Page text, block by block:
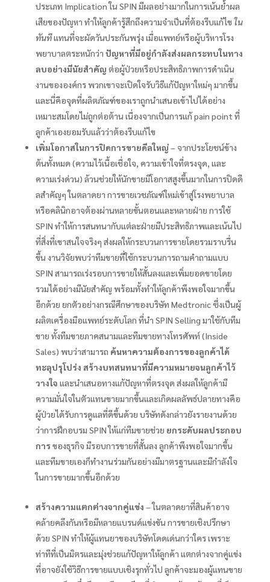
ประเภท Implication ใน SPIN มีผลอย่างมากในการเน้นย้ำผล
เสียของปัญหา ทำให้ลูกค้ารู้สึกถึงความจำเป็นที่ต้องรีบแก้ไข ใน
ทันทีแทนที่จะผัดวันประกันพรุ่ง เมื่อแพทย์หรือผู้บริหารโรง
พยาบาลตระหนักว่า ปัญหาที่มีอยู่กำลังส่งผลกระทบในทาง
ลบอย่างมีนัยสำคัญ ต่อผู้ป่วยหรือประสิทธิภาพการดำเนิน
งานขององค์กร พวกเขาจะเปิดใจรับวิธีแก้ปัญหาใหม่ๆ มากขึ้น
และนี่คือจุดที่ผลิตภัณฑ์ของเราถูกนำเสนอเข้าไปได้อย่าง
เหมาะสมโดยไม่ถูกต่อต้าน เนื่องจากเป็นการแก้ pain point ที่
ลูกค้าเองยอมรับแล้วว่าต้องรีบแก้ไข
เพิ่มโอกาสในการปิดการขายดีลใหญ่– จากประโยชน์ข้าง
ต้นทั้งหมด (ความไว้เนื้อเชื่อใจ, ความเข้าใจที่ตรงจุด, และ
ความเร่งด่วน) ล้วนช่วยให้นักขายมีโอกาสสูงขึ้นมากในการปิดดี
ลสำคัญๆ ในตลาดยา การขายเวชภัณฑ์ใหม่เข้าสู่โรงพยาบาล
หรือคลินิกอาจต้องผ่านหลายขั้นตอนและหลายฝ่าย การใช้
SPIN ทำให้การสนทนากับแต่ละฝ่ายมีประสิทธิภาพและเน้นไป
ที่สิ่งที่เขาสนใจจริงๆ ส่งผลให้กระบวนการขายโดยรวมราบรื่น
ขึ้น งานวิจัยพบว่าทีมขายที่ใช้กระบวนการถามคำถามแบบ
SPIN สามารถเร่งรอบการขายให้สั้นลงและเพิ่มยอดขายโดย
รวมได้อย่างมีนัยสำคัญ พร้อมทั้งทำให้ลูกค้าพึงพอใจมากขึ้น
อีกด้วย ยกตัวอย่างกรณีศึกษาของบริษัท Medtronic ซึ่งเป็นผู้
ผลิตเครื่องมือแพทย์ระดับโลก ที่นำ SPIN Selling มาใช้กับทีม
ขาย ทั้งทีมขายภาคสนามและทีมขายทางโทรศัพท์ (Inside
Sales) พบว่าสามารถ ค้นหาความต้องการของลูกค้าได้
ทะลุปรุโปร่ง สร้างบทสนทนาที่มีความหมายจนลูกค้าไว้
วางใจ และนำเสนอทางแก้ปัญหาที่ตรงจุด ส่งผลให้ลูกค้ามี
ความมั่นใจในตัวแทนขายมากขึ้นและเกิดผลลัพธ์ปลายทางคือ
ผู้ป่วยได้รับการดูแลที่ดีขึ้นด้วย บริษัทดังกล่าวยังรายงานด้วย
ว่าการฝึกอบรม SPIN ให้แก่ทีมขายช่วย ยกระดับผลประกอบ
การของธุรกิจ มีรอบการขายที่สั้นลง ลูกค้าพึงพอใจมากขึ้น
และทีมขายเองก็ทำงานร่วมกันอย่างมีมาตรฐานและมีกำลังใจ
ในการขายมากขึ้นอีกด้วย
สร้างความแตกต่างจากคู่แข่ง – ในตลาดยาที่สินค้าอาจ
คล้ายคลึงกันหรือมีหลายแบรนด์แข่งขัน การขายเชิงปรึกษา
ด้วย SPIN ทำให้ผู้แทนยาของบริษัทโดดเด่นกว่าใคร เพราะ
ท่าทีที่เป็นมิตรและมุ่งช่วยแก้ปัญหาให้ลูกค้า แตกต่างจากคู่แข่ง
ที่อาจยังใช้วิธีการขายแบบเชิงรุกทั่วไป ลูกค้าจะมองผู้แทนขาย